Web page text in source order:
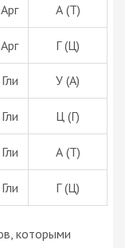
Арг А (Т)
Арг Г (Ц)
Гли У (А)
Гли Ц (Г)
Гли А (Т)
Гли Г (Ц)
которыми